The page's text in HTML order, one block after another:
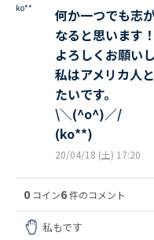
ko**
何か一つでも志
なると思います
よろしくお願いし
私はアメリカ人
たいです。
\＼(^o^)／/
(ko**)
20/04/18 (土) 17:20
0 コイン6件のコメント
私もです